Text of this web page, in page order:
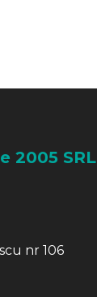
2005 SRL
nr 106